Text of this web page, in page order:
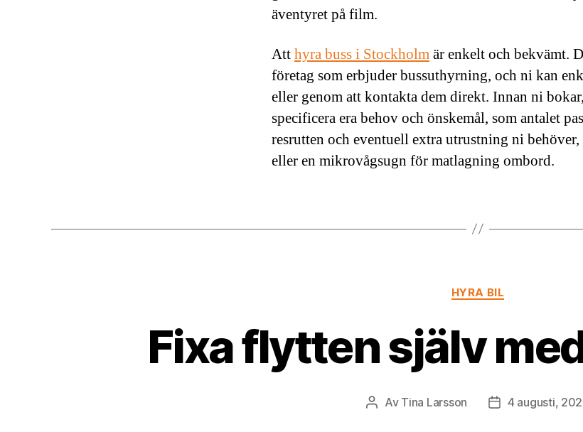
äventyret på film.
Atthyra buss i Stockholmär enkelt och bekvämt.
företag som erbjuder bussuthyrning, och ni kan
eller genom att kontakta dem direkt. Innan ni
specificera era behov och önskemål, som antalet
resrutten och eventuell extra utrustning ni
eller en mikrovågsugn för matlagning ombord.
Kategorier
HYRA BIL
Fixa flytten själv
Inläggsförfattare
Av Tina Larsson Inläggsdatum
4 augusti,